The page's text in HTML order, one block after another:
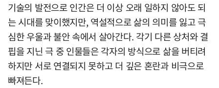
기술의 발전으로 인간은 더 이상 오래 일하지 않아도 되
는 시대를 맞이했지만, 역설적으로 삶의 의미를 잃고 극
심한 우울과 불안 속에서 살아간다. 각기 다른 상처와 결
핍을 지닌 극 중 인물들은 각자의 방식으로 삶을 버티려
하지만 서로 연결되지 못하고 더 깊은 혼란과 비극으로
빠져든다.